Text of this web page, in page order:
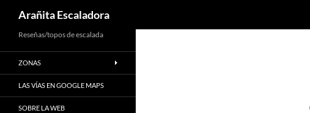
to
content
Arañita Escaladora
Reseñas/topos de escalada
ZONAS
LAS VÍAS EN GOOGLE MAPS
SOBRE LA WEB